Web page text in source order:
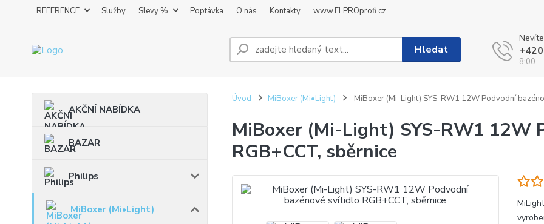
REFERENCE Služby Slevy % Poptávka O nás Kontakty www.ELPROprofi.cz
Hledat
8:00 -
AKČNÍ NABÍDKA
BAZAR
Philips
MiBoxer (Mi•Light)
Úvod MiBoxer (Mi•Light) MiBoxer (Mi-Light) SYS-RW1 12W Podvodní
MiBoxer (Mi-Light) SYS-RW1 12W
RGB+CCT, sběrnice